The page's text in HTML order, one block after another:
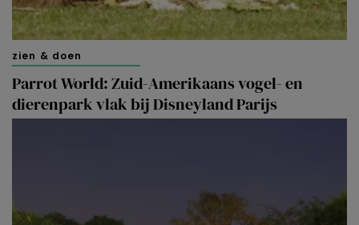
zien & doen
Parrot World: Zuid-Amerikaans vogel- en
dierenpark vlak bij Disneyland Parijs